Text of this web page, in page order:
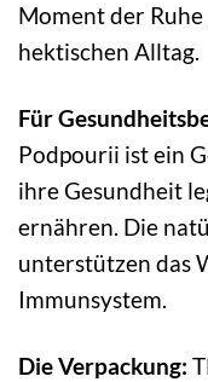
Moment der
hektischen Alltag.
Für
Podpourii ist ein
ihre Gesundheit
ernähren. Die
unterstützen das
Immunsystem.
Die Verpackung: